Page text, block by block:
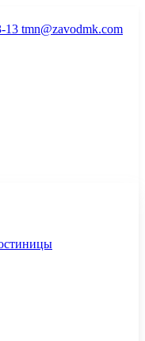
13 tmn@zavodmk.com